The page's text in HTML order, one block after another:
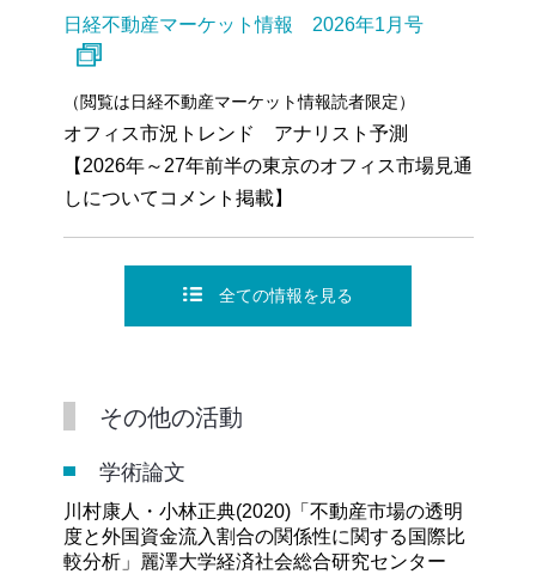
日経不動産マーケット情報 2026年1月号
（閲覧は日経不動産マーケット情報読者限定）
オフィス市況トレンド アナリスト予測
【2026年～27年前半の東京のオフィス市場見通
しについてコメント掲載】
全ての情報を見る
その他の活動
学術論文
川村康人・小林正典(2020)「不動産市場の透明
度と外国資金流入割合の関係性に関する国際比
較分析」麗澤大学経済社会総合研究センター